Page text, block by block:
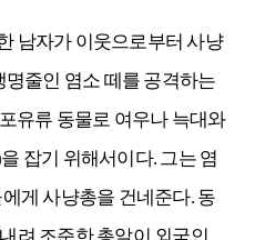
남자가 이웃으로부터 사냥
명줄인 염소 떼를 공격하는
유류 동물로 여우나 늑대와
잡기 위해서이다. 그는 염
게 사냥총을 건네준다. 동
려 조준한 총알이 외국인